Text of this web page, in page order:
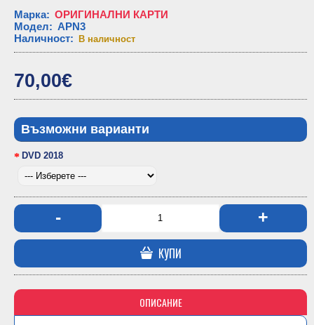
Марка: ОРИГИНАЛНИ КАРТИ
Модел: APN3
Наличност: В наличност
70,00€
Възможни варианти
DVD 2018
- +
КУПИ
ОПИСАНИЕ